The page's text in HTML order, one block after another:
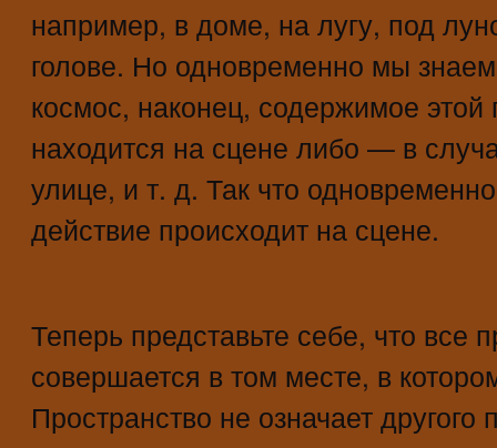
например, в доме, на лугу, под
голове. Но одновременно мы
космос, наконец, содержимое
находится на сцене либо — в
улице, и т. д. Так что
действие происходит на сцене.
Теперь представьте себе, что все
совершается в том месте, в
Пространство не означает